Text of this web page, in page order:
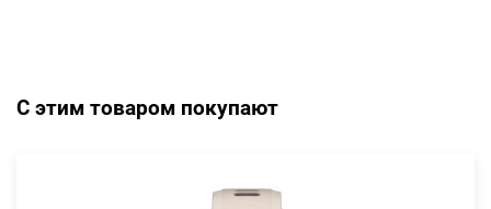
С этим товаром покупают